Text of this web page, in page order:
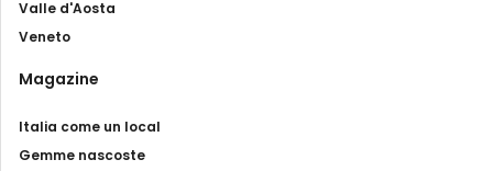
Valle d'Aosta
Veneto
Magazine
Italia come un local
Gemme nascoste